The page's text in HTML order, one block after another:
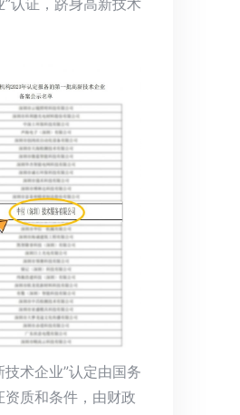
技术企业”认定由国务
资质和条件，由财政